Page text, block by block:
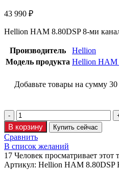
43 990 ₽
Hellion HAM 8.80DSP 8-ми
Производитель
Hellion
Модель продукта Hellion HAM
Добавьте товары на сумму 30
В корзину Купить сейчас
Сравнить
В список желаний
17 Человек просматривает этот
Артикул: Hellion HAM 8.80DSP